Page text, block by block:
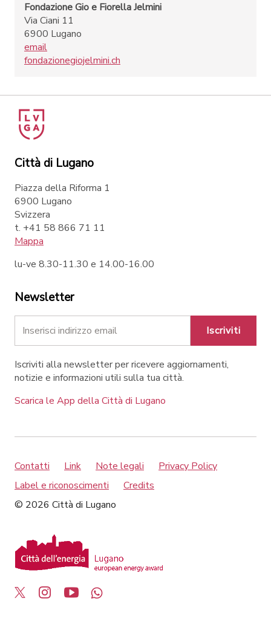
Fondazione Gio e Fiorella Jelmini
Via Ciani 11
6900 Lugano
email
fondazionegiojelmini.ch
Città di Lugano
Piazza della Riforma 1
6900 Lugano
Svizzera
t. +41 58 866 71 11
Mappa
lu-ve 8.30-11.30 e 14.00-16.00
Newsletter
Iscriviti
Iscriviti alla newsletter per ricevere aggiornamenti,
notizie e informazioni utili sulla tua città.
Scarica le App della Città di Lugano
Contatti Link Note legali
Privacy Policy
Label e riconoscimenti
Credits
© 2026 Città di Lugano